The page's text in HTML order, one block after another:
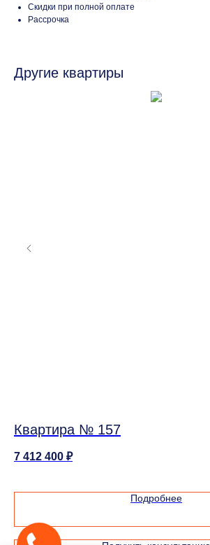
Скидки при полной оплате
Рассрочка
Другие квартиры
Квартира № 157
7 412 400 ₽
Подробнее